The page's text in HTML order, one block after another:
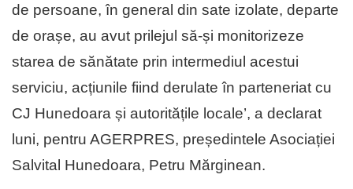
de persoane, în general din sate izolate, departe
de orașe, au avut prilejul să-și monitorizeze
starea de sănătate prin intermediul acestui
serviciu, acțiunile fiind derulate în parteneriat cu
CJ Hunedoara și autoritățile locale’, a declarat
luni, pentru AGERPRES, președintele Asociației
Salvital Hunedoara, Petru Mărginean.